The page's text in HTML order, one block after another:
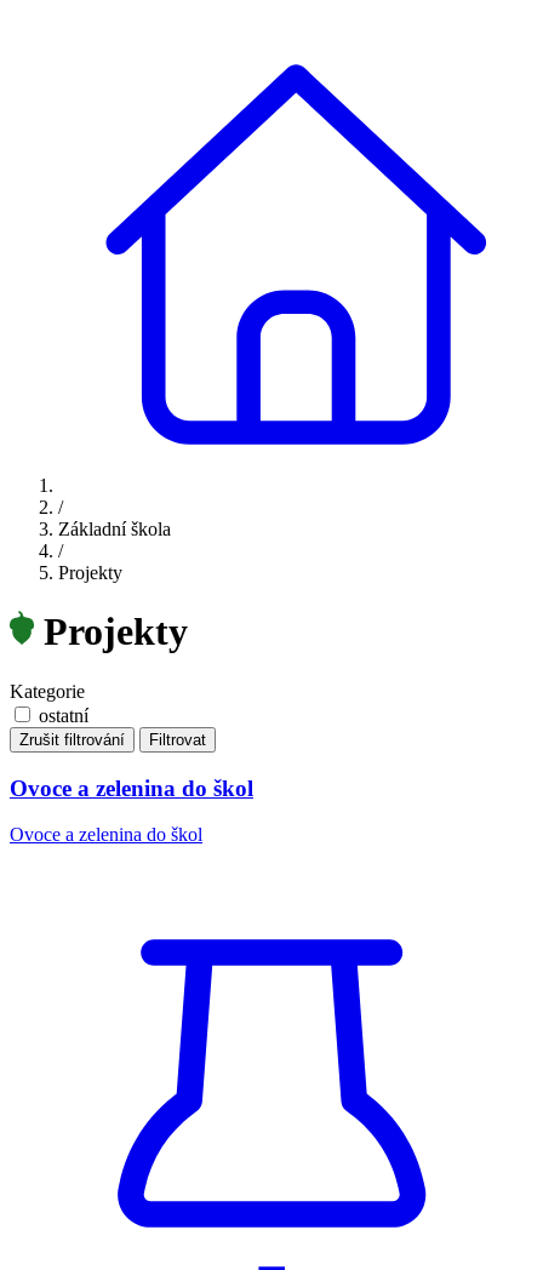
/
Základní škola
/
Projekty
Projekty
Kategorie
ostatní
Zrušit filtrování Filtrovat
Ovoce a zelenina do škol
Ovoce a zelenina do škol